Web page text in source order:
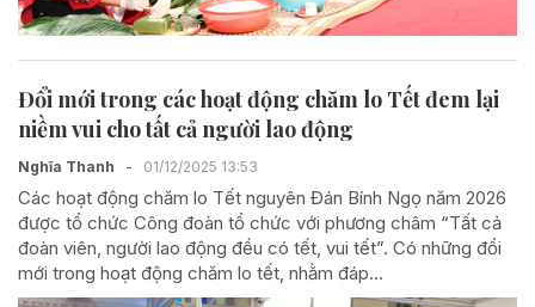
Đổi mới trong các hoạt động chăm lo Tết đem lại
niềm vui cho tất cả người lao động
Nghĩa Thanh - 01/12/2025 13:53
Các hoạt động chăm lo Tết nguyên Đán Bính Ngọ năm 2026
được tổ chức Công đoàn tổ chức với phương châm “Tất cả
đoàn viên, người lao động đều có tết, vui tết”. Có những đổi
mới trong hoạt động chăm lo tết, nhằm đáp...